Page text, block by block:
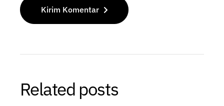
Kirim Komentar
Related posts